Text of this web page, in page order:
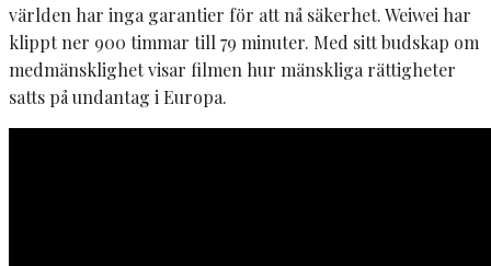
världen har inga garantier för att nå säkerhet. Weiwei har
klippt ner 900 timmar till 79 minuter. Med sitt budskap om
medmänsklighet visar filmen hur mänskliga rättigheter
satts på undantag i Europa.